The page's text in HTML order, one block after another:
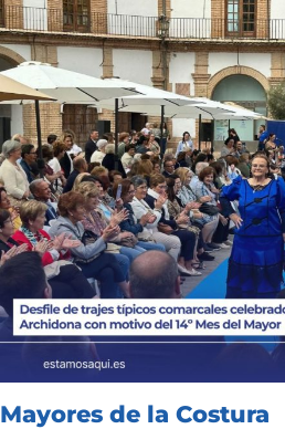
Mayores de la Costura